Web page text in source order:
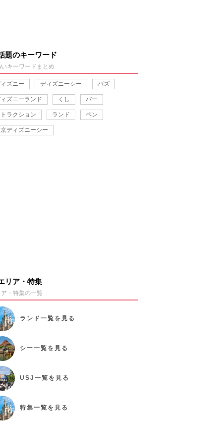
題のキーワード
キーワードまとめ
ズニー ディズニーシー バズ
ズニーランド くし バー
ラクション ランド ペン
ディズニーシー
リア・特集
・特集の一覧
ランド 一覧を見る
シー一覧を見る
USJ 一覧を見る
特集一覧を見る